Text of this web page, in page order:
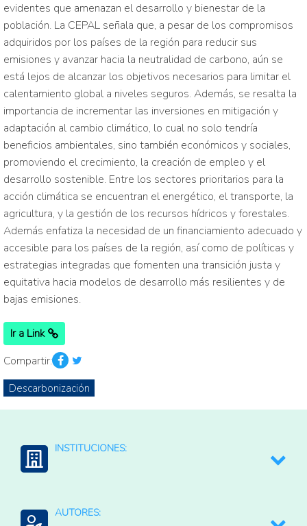
evidentes que amenazan el desarrollo y bienestar de la
población. La CEPAL señala que, a pesar de los compromisos
adquiridos por los países de la región para reducir sus
emisiones y avanzar hacia la neutralidad de carbono, aún se
está lejos de alcanzar los objetivos necesarios para limitar el
calentamiento global a niveles seguros. Además, se resalta la
importancia de incrementar las inversiones en mitigación y
adaptación al cambio climático, lo cual no solo tendría
beneficios ambientales, sino también económicos y sociales,
promoviendo el crecimiento, la creación de empleo y el
desarrollo sostenible. Entre los sectores prioritarios para la
acción climática se encuentran el energético, el transporte, la
agricultura, y la gestión de los recursos hídricos y forestales.
Además enfatiza la necesidad de un financiamiento adecuado y
accesible para los países de la región, así como de políticas y
estrategias integradas que fomenten una transición justa y
equitativa hacia modelos de desarrollo más resilientes y de
bajas emisiones.
Ir a Link
Compartir:
Descarbonización
INSTITUCIONES:
AUTORES: